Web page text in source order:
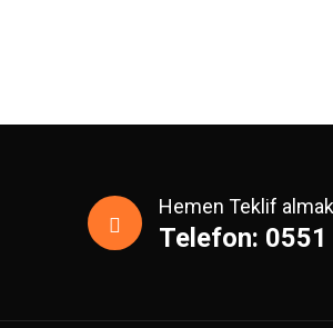
Hemen Teklif
Telefon: 0551